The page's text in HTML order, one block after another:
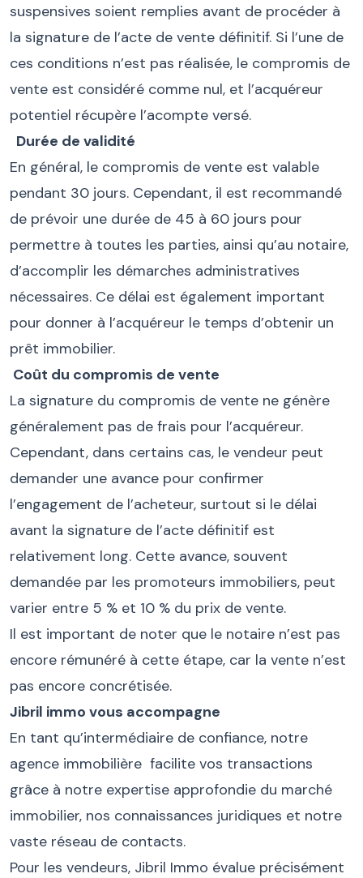
suspensives soient remplies avant de procéder à
la signature de l’acte de vente définitif. Si l’une de
ces conditions n’est pas réalisée, le compromis de
vente est considéré comme nul, et l’acquéreur
potentiel récupère l’acompte versé.
Durée de validité
En général, le compromis de vente est valable
pendant 30 jours. Cependant, il est recommandé
de prévoir une durée de 45 à 60 jours pour
permettre à toutes les parties, ainsi qu’au notaire,
d’accomplir les démarches administratives
nécessaires. Ce délai est également important
pour donner à l’acquéreur le temps d’obtenir un
prêt immobilier.
Coût du compromis de vente
La signature du compromis de vente ne génère
généralement pas de frais pour l’acquéreur.
Cependant, dans certains cas, le vendeur peut
demander une avance pour confirmer
l’engagement de l’acheteur, surtout si le délai
avant la signature de l’acte définitif est
relativement long. Cette avance, souvent
demandée par les promoteurs immobiliers, peut
varier entre 5 % et 10 % du prix de vente.
Il est important de noter que le notaire n’est pas
encore rémunéré à cette étape, car la vente n’est
pas encore concrétisée.
Jibril immo vous accompagne
En tant qu’intermédiaire de confiance, notre
agence immobilière facilite vos transactions
grâce à notre expertise approfondie du marché
immobilier, nos connaissances juridiques et notre
vaste réseau de contacts.
Pour les vendeurs, Jibril Immo évalue précisément